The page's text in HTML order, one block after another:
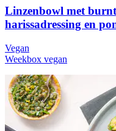
Linzenbowl met
harissadressing en
Vegan
Weekbox vegan